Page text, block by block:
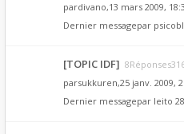
pardivano,13 mars 2009,
Dernier messagepar
[TOPIC IDF]
parsukkuren,25 janv. 2009,
Dernier messagepar leito